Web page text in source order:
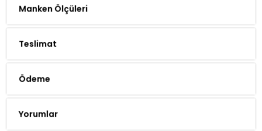
Manken Ölçüleri
Teslimat
Ödeme
Yorumlar